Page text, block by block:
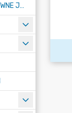
INFORMACJA PUBLICZNA I PONOWNE JEJ WYKORZYSTYWANIE